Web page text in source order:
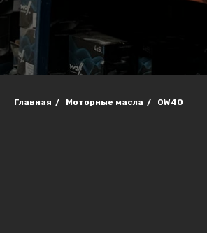
Главная / Моторные масла / 0W40